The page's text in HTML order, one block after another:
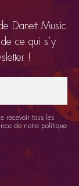
Danett Music
ce qui s’y
!
recevoir tous les
de notre politique